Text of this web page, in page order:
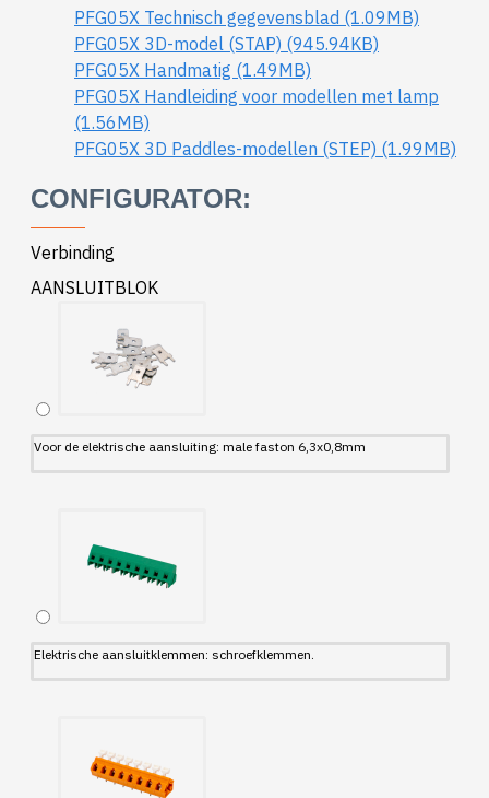
PFG05X Technisch gegevensblad (1.09MB)
PFG05X 3D-model (STAP) (945.94KB)
PFG05X Handmatig (1.49MB)
PFG05X Handleiding voor modellen met lamp
(1.56MB)
PFG05X 3D Paddles-modellen (STEP) (1.99MB)
CONFIGURATOR:
Verbinding
AANSLUITBLOK
Voor de elektrische aansluiting: male faston 6,3x0,8mm
Elektrische aansluitklemmen: schroefklemmen.